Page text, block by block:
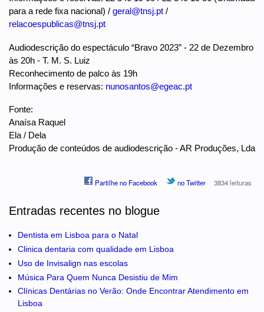
para a rede fixa nacional) / geral@tnsj.pt /
relacoespublicas@tnsj.pt
Audiodescrição do espectáculo “Bravo 2023” - 22 de Dezembro
às 20h - T. M. S. Luiz
Reconhecimento de palco às 19h
Informações e reservas: nunosantos@egeac.pt
Fonte:
Anaísa Raquel
Ela / Dela
Produção de conteúdos de audiodescrição - AR Produções, Lda
Partilhe no Facebook no Twitter 3834 leituras
Entradas recentes no blogue
Dentista em Lisboa para o Natal
Clinica dentaria com qualidade em Lisboa
Uso de Invisalign nas escolas
Música Para Quem Nunca Desistiu de Mim
Clínicas Dentárias no Verão: Onde Encontrar Atendimento em
Lisboa